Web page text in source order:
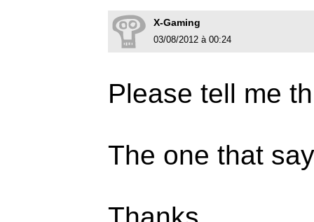
X-Gaming
03/08/2012 à 00:24
Please tell me
The one that